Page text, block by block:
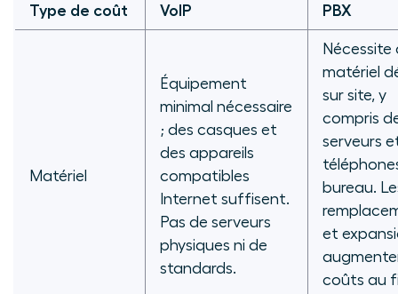
Type de coût VoIP PBX
Matériel
Équipement
minimal nécessaire
; des casques et
des appareils
compatibles
Internet suffisent.
Pas de serveurs
physiques ni de
standards.
Nécessite
matériel
sur site, y
compris
serveurs
bureau.
et
coûts au